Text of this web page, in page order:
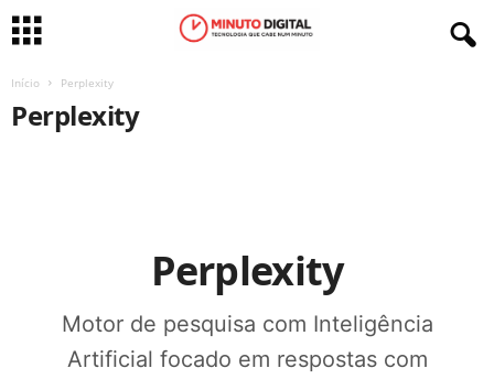
Início Perplexity
Perplexity
Perplexity
Motor de pesquisa com Inteligência
Artificial focado em respostas com